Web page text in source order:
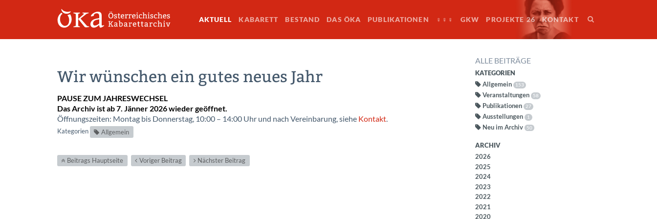
AKTUELL KABARETT BESTAND DAS ÖKA PUBLIKATIONEN ♀♀♀ GKW PROJEKTE 26 KONTAKT
Wir wünschen ein gutes neues Jahr
PAUSE ZUM JAHRESWECHSEL
Das Archiv ist ab 7. Jänner 2026 wieder geöffnet.
Öffnungszeiten: Montag bis Donnerstag, 10:00 – 14:00 Uhr und nach Vereinbarung, siehe Kontakt.
Kategorien Allgemein
Beitrags Hauptseite Voriger Beitrag Nächster Beitrag
ALLE BEITRÄGE
KATEGORIEN
Allgemein 153
Veranstaltungen 58
Publikationen 27
Ausstellungen 1
Neu im Archiv 50
ARCHIV
2026
2025
2024
2023
2022
2021
2020